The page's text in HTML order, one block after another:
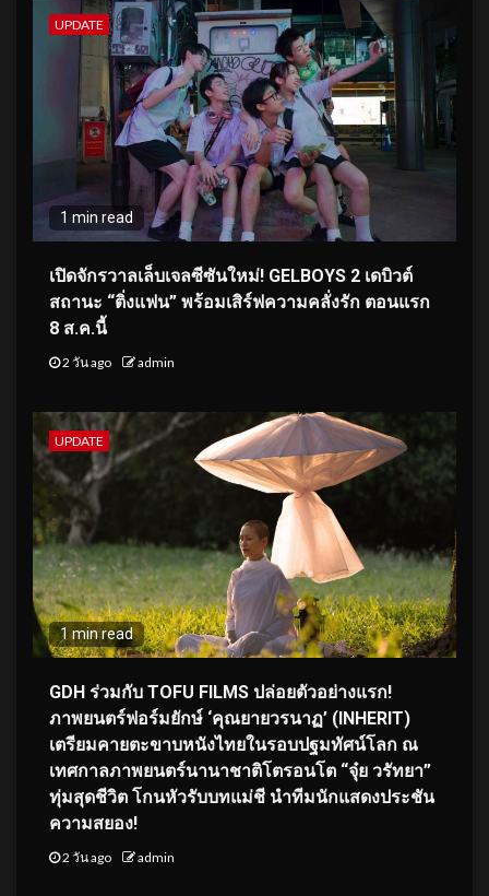
UPDATE
1 min read
เปิดจักรวาลเล็บเจลซีซันใหม่! GELBOYS 2 เดบิวต์
สถานะ “ติ่งแฟน” พร้อมเสิร์ฟความคลั่งรัก ตอนแรก
8 ส.ค.นี้
2 วัน ago admin
UPDATE
1 min read
GDH ร่วมกับ TOFU FILMS ปล่อยตัวอย่างแรก!
ภาพยนตร์ฟอร์มยักษ์ ‘คุณยายวรนาฏ’ (INHERIT)
เตรียมคายตะขาบหนังไทยในรอบปฐมทัศน์โลก ณ
เทศกาลภาพยนตร์นานาชาติโตรอนโต “จุ๋ย วรัทยา”
ทุ่มสุดชีวิต โกนหัวรับบทแม่ชี นำทีมนักแสดงประชัน
ความสยอง!
2 วัน ago admin